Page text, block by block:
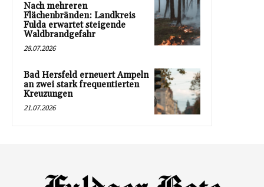
Nach mehreren
Flächenbränden: Landkreis
Fulda erwartet steigende
Waldbrandgefahr
28.07.2026
Bad Hersfeld erneuert Ampeln
an zwei stark frequentierten
Kreuzungen
21.07.2026